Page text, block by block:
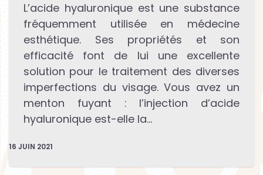
L’acide hyaluronique est une substance
fréquemment utilisée en médecine
esthétique. Ses propriétés et son
efficacité font de lui une excellente
solution pour le traitement des diverses
imperfections du visage. Vous avez un
menton fuyant : l’injection d’acide
hyaluronique est-elle la…
16 JUIN 2021